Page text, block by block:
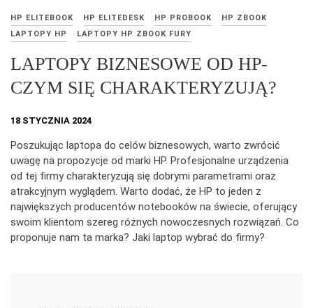
HP ELITEBOOK HP ELITEDESK HP PROBOOK
HP ZBOOK
LAPTOPY HP
LAPTOPY HP ZBOOK FURY
LAPTOPY BIZNESOWE OD HP-
CZYM SIĘ CHARAKTERYZUJĄ?
18 STYCZNIA 2024
Poszukując laptopa do celów biznesowych, warto zwrócić
uwagę na propozycje od marki HP. Profesjonalne urządzenia
od tej firmy charakteryzują się dobrymi parametrami oraz
atrakcyjnym wyglądem. Warto dodać, że HP to jeden z
największych producentów notebooków na świecie, oferujący
swoim klientom szereg różnych nowoczesnych rozwiązań. Co
proponuje nam ta marka? Jaki laptop wybrać do firmy?